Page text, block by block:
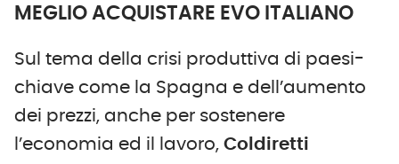
MEGLIO ACQUISTARE EVO ITALIANO
Sul tema della crisi produttiva di paesi-
chiave come la Spagna e dell’aumento
dei prezzi, anche per sostenere
l’economia ed il lavoro, Coldiretti